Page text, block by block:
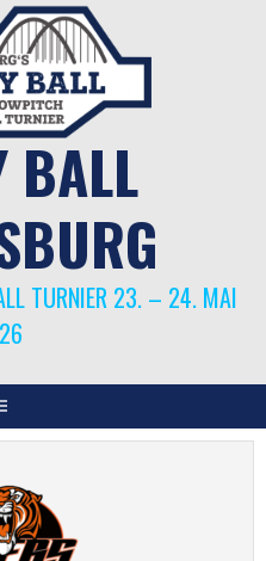
BALL
TURNIER 23. – 24. MAI